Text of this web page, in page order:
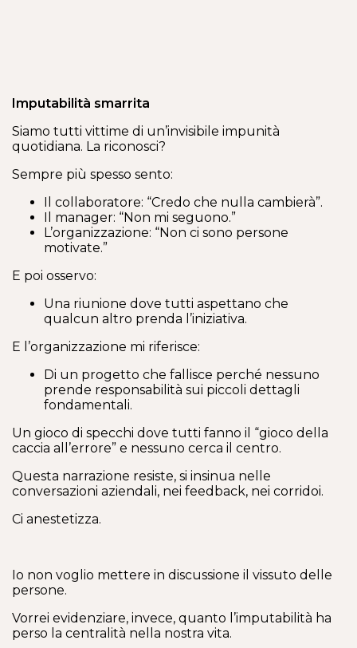
Imputabilità smarrita
Siamo tutti vittime di un’invisibile impunità
quotidiana. La riconosci?
Sempre più spesso sento:
Il collaboratore: “Credo che nulla cambierà”.
Il manager: “Non mi seguono.”
L’organizzazione: “Non ci sono persone
motivate.”
E poi osservo:
Una riunione dove tutti aspettano che
qualcun altro prenda l’iniziativa.
E l’organizzazione mi riferisce:
Di un progetto che fallisce perché nessuno
prende responsabilità sui piccoli dettagli
fondamentali.
Un gioco di specchi dove tutti fanno il “gioco della
caccia all’errore” e nessuno cerca il centro.
Questa narrazione resiste, si insinua nelle
conversazioni aziendali, nei feedback, nei corridoi.
Ci anestetizza.
Io non voglio mettere in discussione il vissuto delle
persone.
Vorrei evidenziare, invece, quanto l’imputabilità ha
perso la centralità nella nostra vita.